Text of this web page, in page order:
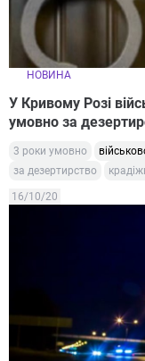
НОВИНА
У Кривому Розі
умовно за
3 роки умовно
за дезертирство
16/10/20